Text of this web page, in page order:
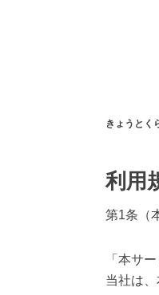
きょうとく
利用
第1条（
「本サ
当社は